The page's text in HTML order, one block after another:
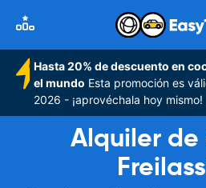
Hasta 20% de descuento en
el mundo Esta promoción es
2026 - ¡aprovéchala hoy mismo!
Alquiler de